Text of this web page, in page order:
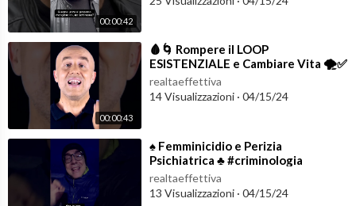
00:00:42
00:00:43
⁣🩸🌀 Rompere il LOOP
ESISTENZIALE e Cambiare Vita 🌪️✅
#lifestylemedicine
realtaeffettiva
14 Visualizzazioni · 04/15/24
⁣♠️ Femminicidio e Perizia
Psichiatrica ♣️ #criminologia
realtaeffettiva
13 Visualizzazioni · 04/15/24